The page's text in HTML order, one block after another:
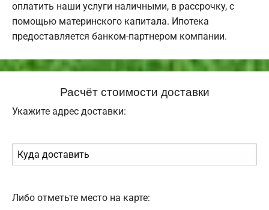
оплатить наши услуги наличными, в рассрочку, с
помощью материнского капитала. Ипотека
предоставляется банком-партнером компании.
Расчёт стоимости доставки
Укажите адрес доставки:
Либо отметьте место на карте: